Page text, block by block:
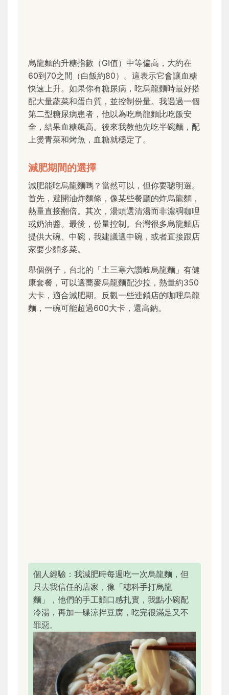
烏龍麵的升糖指數（GI值）中等偏高，大約在
60到70之間（白飯約80）。這表示它會讓血糖
快速上升。如果你有糖尿病，吃烏龍麵時最好搭
配大量蔬菜和蛋白質，並控制份量。我遇過一個
第二型糖尿病患者，他以為吃烏龍麵比吃飯安
全，結果血糖飆高。後來我教他先吃半碗麵，配
上燙青菜和烤魚，血糖就穩定了。
減肥期間的選擇
減肥能吃烏龍麵嗎？當然可以，但你要聰明選。
首先，避開油炸麵條，像某些餐廳的炸烏龍麵，
熱量直接翻倍。其次，湯頭選清湯而非濃稠咖哩
或奶油醬。最後，份量控制。台灣很多烏龍麵店
提供大碗、中碗，我建議選中碗，或者直接跟店
家要少麵多菜。
舉個例子，台北的「土三寒六讚岐烏龍麵」有健
康套餐，可以選蕎麥烏龍麵配沙拉，熱量約350
大卡，適合減肥期。反觀一些連鎖店的咖哩烏龍
麵，一碗可能超過600大卡，還高鈉。
個人經驗：我減肥時每週吃一次烏龍麵，但
只去我信任的店家，像「穗科手打烏龍
麵」，他們的手工麵口感扎實，我點小碗配
冷湯，再加一碟涼拌豆腐，吃完很滿足又不
罪惡。